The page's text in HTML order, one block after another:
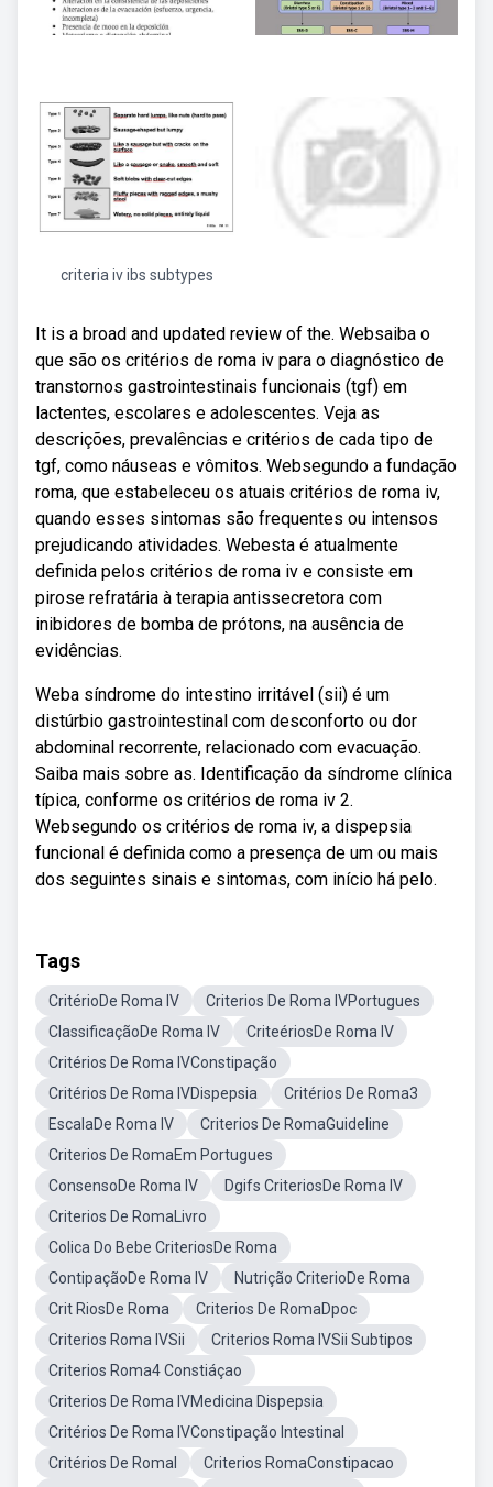
criteria iv ibs subtypes
It is a broad and updated review of the. Websaiba o
que são os critérios de roma iv para o diagnóstico de
transtornos gastrointestinais funcionais (tgf) em
lactentes, escolares e adolescentes. Veja as
descrições, prevalências e critérios de cada tipo de
tgf, como náuseas e vômitos. Websegundo a fundação
roma, que estabeleceu os atuais critérios de roma iv,
quando esses sintomas são frequentes ou intensos
prejudicando atividades. Webesta é atualmente
definida pelos critérios de roma iv e consiste em
pirose refratária à terapia antissecretora com
inibidores de bomba de prótons, na ausência de
evidências.
Weba síndrome do intestino irritável (sii) é um
distúrbio gastrointestinal com desconforto ou dor
abdominal recorrente, relacionado com evacuação.
Saiba mais sobre as. Identificação da síndrome clínica
típica, conforme os critérios de roma iv 2.
Websegundo os critérios de roma iv, a dispepsia
funcional é definida como a presença de um ou mais
dos seguintes sinais e sintomas, com início há pelo.
Tags
CritérioDe Roma IV
Criterios De Roma IVPortugues
ClassificaçãoDe Roma IV
CriteériosDe Roma IV
Critérios De Roma IVConstipação
Critérios De Roma IVDispepsia
Critérios De Roma3
EscalaDe Roma IV
Criterios De RomaGuideline
Criterios De RomaEm Portugues
ConsensoDe Roma IV
Dgifs CriteriosDe Roma IV
Criterios De RomaLivro
Colica Do Bebe CriteriosDe Roma
ContipaçãoDe Roma IV
Nutrição CriterioDe Roma
Crit RiosDe Roma
Criterios De RomaDpoc
Criterios Roma IVSii
Criterios Roma IVSii Subtipos
Criterios Roma4 Constiáçao
Criterios De Roma IVMedicina Dispepsia
Critérios De Roma IVConstipação Intestinal
Critérios De RomaI
Criterios RomaConstipacao